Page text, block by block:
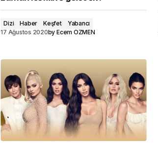
Dizi Haber Keşfet
Yabancı
17 Ağustos 2020by Ecem ÖZMEN